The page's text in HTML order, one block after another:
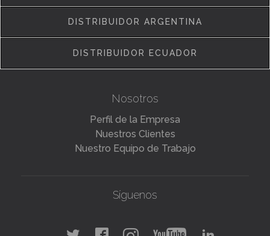
DISTRIBUIDOR ARGENTINA
DISTRIBUIDOR ECUADOR
Nosotros
Perfil de la Empresa
Nuestros Clientes
Nuestro Equipo de Trabajo
Síguenos